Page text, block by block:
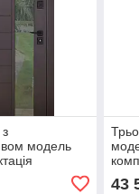
модель
(367)
43